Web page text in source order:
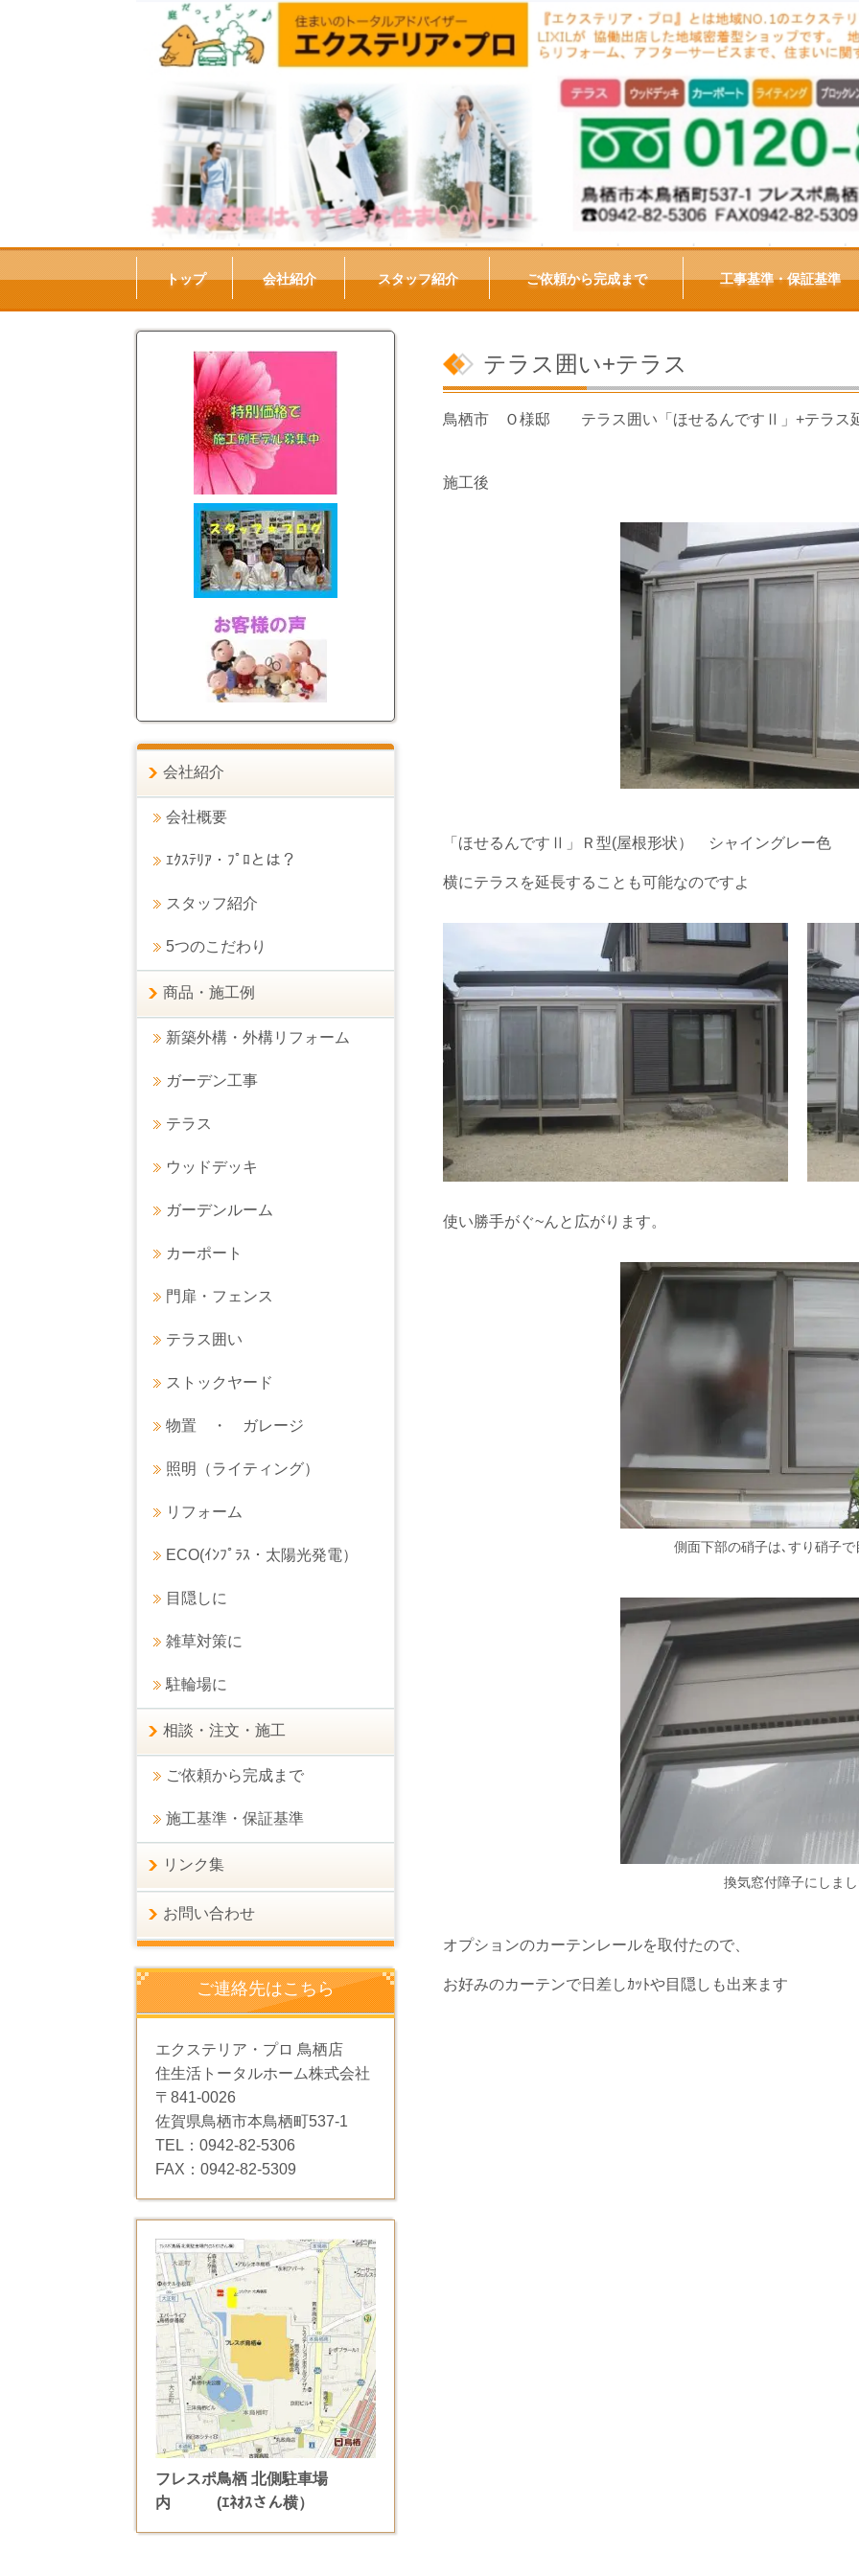
トップ 会社紹介 スタッフ紹介 ご依頼から完成まで 工事基準・保証基準
テラス囲い+テラス
鳥栖市 Ｏ様邸 テラス囲い「ほせるんですⅡ」+テラス
施工後
「ほせるんですⅡ」Ｒ型(屋根形状） シャイングレー色
横にテラスを延長することも可能なのですよ
使い勝手がぐ~んと広がります。
側面下部の硝子は､すり硝子で
換気窓付障子にしま
オプションのカーテンレールを取付たので、
お好みのカーテンで日差しｶｯﾄや目隠しも出来ます
会社紹介
会社概要
ｴｸｽﾃﾘｱ・ﾌﾟﾛとは？
スタッフ紹介
5つのこだわり
商品・施工例
新築外構・外構リフォーム
ガーデン工事
テラス
ウッドデッキ
ガーデンルーム
カーポート
門扉・フェンス
テラス囲い
ストックヤード
物置 ・ ガレージ
照明（ライティング）
リフォーム
ECO(ｲﾝﾌﾟﾗｽ・太陽光発電）
目隠しに
雑草対策に
駐輪場に
相談・注文・施工
ご依頼から完成まで
施工基準・保証基準
リンク集
お問い合わせ
ご連絡先はこちら
エクステリア・プロ 鳥栖店
住生活トータルホーム株式会社
〒841-0026
佐賀県鳥栖市本鳥栖町537-1
TEL：0942-82-5306
FAX：0942-82-5309
フレスポ鳥栖 北側駐車場
内 (ｴﾈｵｽさん横）